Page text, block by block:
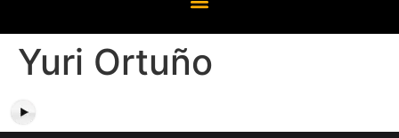
Yuri Ortuño